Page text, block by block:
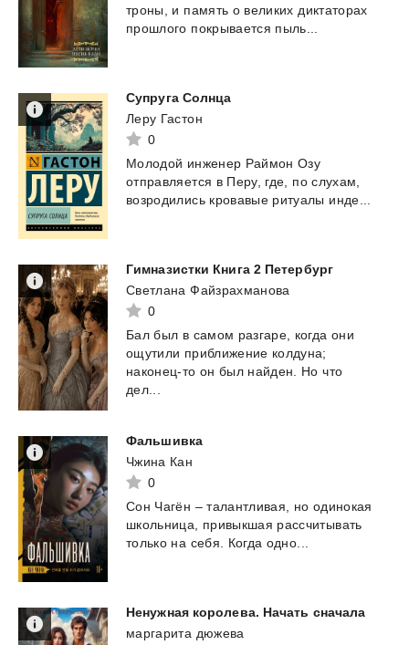
троны,
и память о великих диктаторах
прошлого покрывается пыль...
Супруга Солнца
Леру Гастон
0
Молодой инженер Раймон Озу
отправляется в Перу, где, по слухам,
возродились кровавые ритуалы инде...
Гимназистки Книга 2 Петербург
Светлана Файзрахманова
0
Бал был в самом разгаре, когда они
ощутили приближение колдуна;
наконец-то он был найден. Но что
дел...
Фальшивка
Чжина Кан
0
Сон Чагён – талантливая, но одинокая
школьница,
привыкшая рассчитывать
только на себя. Когда одно...
Ненужная королева. Начать сначала
маргарита дюжева